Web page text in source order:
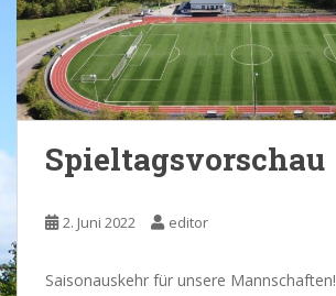
Spieltagsvorschau
2. Juni 2022 editor
Saisonauskehr für unsere Mannschaften!